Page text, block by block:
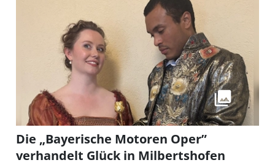
Die „Bayerische Motoren Oper”
verhandelt Glück in Milbertshofen